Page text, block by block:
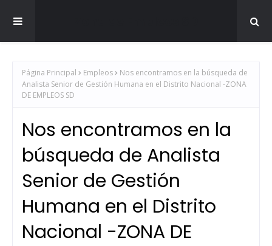
Página Principal Empleos
Nos encontramos en la búsqueda de
Analista Senior de Gestión Humana en el Distrito Nacional -ZONA
DE EMPLEOS SD
Nos encontramos en la
búsqueda de Analista
Senior de Gestión
Humana en el Distrito
Nacional -ZONA DE